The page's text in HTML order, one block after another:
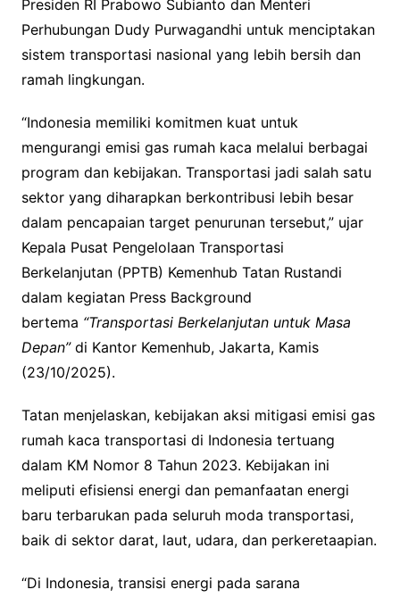
Presiden RI Prabowo Subianto dan Menteri
Perhubungan Dudy Purwagandhi untuk menciptakan
sistem transportasi nasional yang lebih bersih dan
ramah lingkungan.
“Indonesia memiliki komitmen kuat untuk
mengurangi emisi gas rumah kaca melalui berbagai
program dan kebijakan. Transportasi jadi salah satu
sektor yang diharapkan berkontribusi lebih besar
dalam pencapaian target penurunan tersebut,” ujar
Kepala Pusat Pengelolaan Transportasi
Berkelanjutan (PPTB) Kemenhub Tatan Rustandi
dalam kegiatan Press Background
bertema “Transportasi Berkelanjutan untuk Masa
Depan”di Kantor Kemenhub, Jakarta, Kamis
(23/10/2025).
Tatan menjelaskan, kebijakan aksi mitigasi emisi gas
rumah kaca transportasi di Indonesia tertuang
dalam KM Nomor 8 Tahun 2023. Kebijakan ini
meliputi efisiensi energi dan pemanfaatan energi
baru terbarukan pada seluruh moda transportasi,
baik di sektor darat, laut, udara, dan perkeretaapian.
“Di Indonesia, transisi energi pada sarana